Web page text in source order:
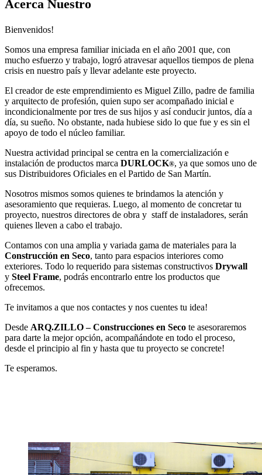
Acerca Nuestro
Bienvenidos!
Somos una empresa familiar iniciada en el año 2001 que, con
mucho esfuerzo y trabajo, logró atravesar aquellos tiempos de plena
crisis en nuestro país y llevar adelante este proyecto.
El creador de este emprendimiento es Miguel Zillo, padre de familia
y arquitecto de profesión, quien supo ser acompañado inicial e
incondicionalmente por tres de sus hijos y así conducir juntos, día a
día, su sueño. No obstante, nada hubiese sido lo que fue y es sin el
apoyo de todo el núcleo familiar.
Nuestra actividad principal se centra en la comercialización e
instalación de productos marca DURLOCK®, ya que somos uno de
sus Distribuidores Oficiales en el Partido de San Martín.
Nosotros mismos somos quienes te brindamos la atención y
asesoramiento que requieras. Luego, al momento de concretar tu
proyecto, nuestros directores de obra y staff de instaladores, serán
quienes lleven a cabo el trabajo.
Contamos con una amplia y variada gama de materiales para la
Construcción en Seco, tanto para espacios interiores como
exteriores. Todo lo requerido para sistemas constructivos Drywall
y Steel Frame, podrás encontrarlo entre los productos que
ofrecemos.
Te invitamos a que nos contactes y nos cuentes tu idea!
Desde ARQ.ZILLO – Construcciones en Seco te asesoraremos
para darte la mejor opción, acompañándote en todo el proceso,
desde el principio al fin y hasta que tu proyecto se concrete!
Te esperamos.